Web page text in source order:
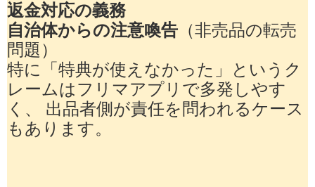
返金対応の義務
自治体からの注意喚告 （非売品の転売
問題）
特に「特典が使えなかった」というク
レームはフリマアプリで多発しやす
く、 出品者側が責任を問われるケース
もあります。